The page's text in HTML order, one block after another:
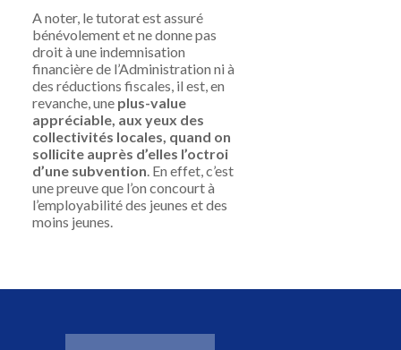
A noter, le tutorat est assuré
bénévolement et ne donne pas
droit à une indemnisation
financière de l’Administration ni à
des réductions fiscales, il est, en
revanche, une plus-value
appréciable, aux yeux des
collectivités locales, quand on
sollicite auprès d’elles l’octroi
d’une subvention . En effet, c’est
une preuve que l’on concourt à
l’employabilité des jeunes et des
moins jeunes.